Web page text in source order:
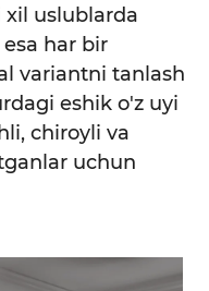
uslublarda
har bir
variantni tanlash
eshik o'z uyi
chiroyli va
uchun